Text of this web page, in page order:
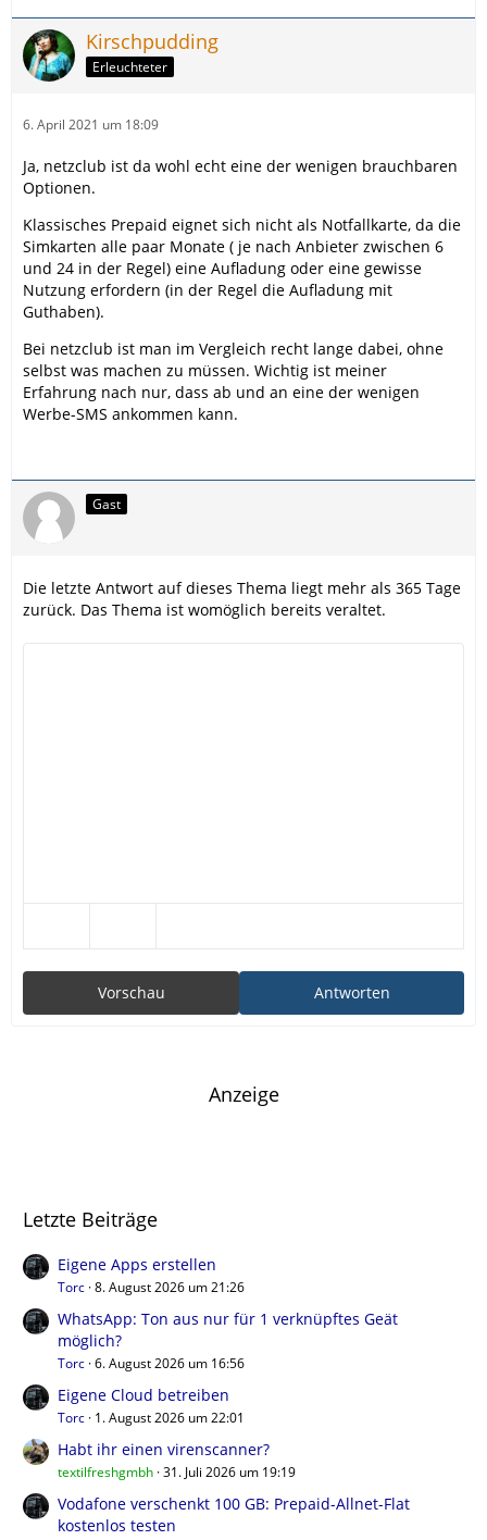
Kirschpudding
Erleuchteter
6. April 2021 um 18:09
Ja, netzclub ist da wohl echt eine der wenigen brauchbaren
Optionen.
Klassisches Prepaid eignet sich nicht als Notfallkarte, da die
Simkarten alle paar Monate ( je nach Anbieter zwischen 6
und 24 in der Regel) eine Aufladung oder eine gewisse
Nutzung erfordern (in der Regel die Aufladung mit
Guthaben).
Bei netzclub ist man im Vergleich recht lange dabei, ohne
selbst was machen zu müssen. Wichtig ist meiner
Erfahrung nach nur, dass ab und an eine der wenigen
Werbe-SMS ankommen kann.
Gast
Die letzte Antwort auf dieses Thema liegt mehr als 365 Tage
zurück. Das Thema ist womöglich bereits veraltet.
Antworten
Vorschau
Anzeige
Letzte Beiträge
Eigene Apps erstellen
Torc 8. August 2026 um 21:26
WhatsApp: Ton aus nur für 1 verknüpftes Geät
möglich?
Torc 6. August 2026 um 16:56
Eigene Cloud betreiben
Torc 1. August 2026 um 22:01
Habt ihr einen virenscanner?
textilfreshgmbh 31. Juli 2026 um 19:19
Vodafone verschenkt 100 GB: Prepaid-Allnet-Flat
kostenlos testen